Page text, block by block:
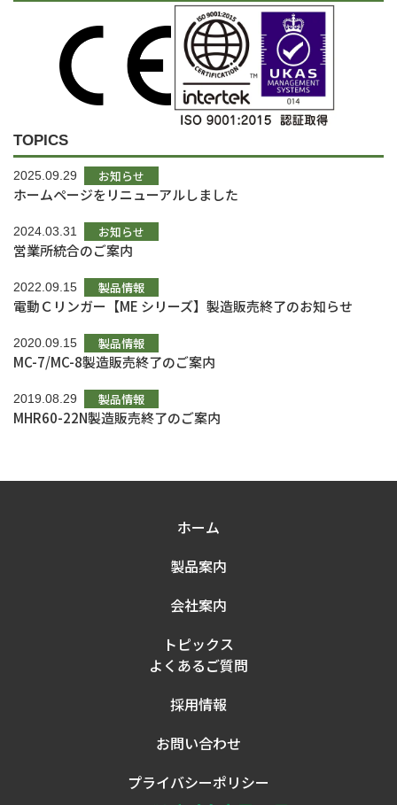
TOPICS
2025.09.29 お知らせ
ホームページをリニューアルしました
2024.03.31 お知らせ
営業所統合のご案内
2022.09.15 製品情報
電動Ｃリンガー【ME シリーズ】製造販売終了のお知らせ
2020.09.15 製品情報
MC-7/MC-8製造販売終了のご案内
2019.08.29 製品情報
MHR60-22N製造販売終了のご案内
ホーム
製品案内
会社案内
トピックス
よくあるご質問
採用情報
お問い合わせ
プライバシーポリシー